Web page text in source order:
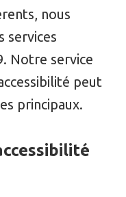
nous
services
Notre service
peut
principaux.